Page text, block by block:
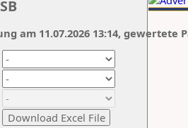
am 11.07.2026 13:14, gewertete